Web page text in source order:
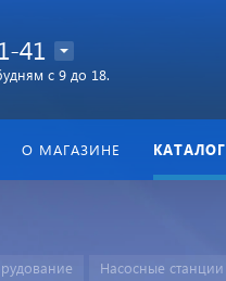
41
с 9 до 18.
О МАГАЗИНЕ
Насосные станции